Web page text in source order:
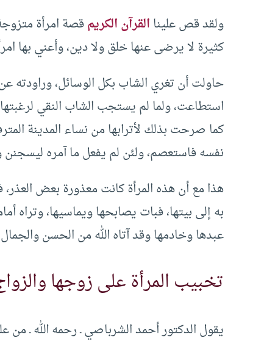
ولقد قص عليناالقرآن الكريمقصة امرأة
كثيرة لا يرضى عنها خلق ولا دين، وأعني بها
حاولت أن تغري الشاب بكل الوسائل، وراودته
استطاعت، ولما لم يستجب الشاب النقي
كما صرحت بذلك لأترابها من نساء المدينة
نفسه فاستعصم، ولئن لم يفعل ما آمره
هذا مع أن هذه المرأة كانت معذورة بعض
به إلى بيتها، فبات يصابحها ويماسيها،
عبدها وخادمها وقد آتاه الله من الحسن
تخبيب المرأة على زوجها
يقول الدكتور أحمد الشرباصي ـ رحمه الله ـ من